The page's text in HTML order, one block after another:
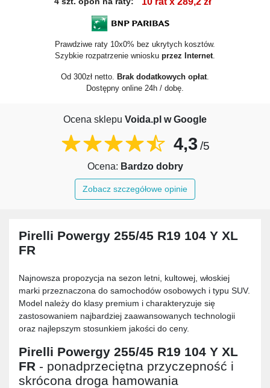
Prawdziwe raty 10x0% bez ukrytych kosztów.
Szybkie rozpatrzenie wniosku przez Internet
Od 300zł netto. Brak dodatkowych opłat
Dostępny online 24h / dobę.
Ocena sklepu Voida.pl w Google
4,3 /5
Ocena: Bardzo dobry
Zobacz szczegółowe opinie
Pirelli Powergy 255/45 R19 104 Y XL
FR
Najnowsza propozycja na sezon letni, kultowej, włoskiej
marki przeznaczona do samochodów osobowych i typu SUV.
Model należy do klasy premium i charakteryzuje się
zastosowaniem najbardziej zaawansowanych technologii
oraz najlepszym stosunkiem jakości do ceny.
Pirelli Powergy 255/45 R19 104 Y XL
FR - ponadprzeciętna przyczepność i
skrócona droga hamowania